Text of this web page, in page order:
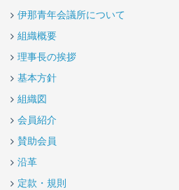
伊那青年会議所について
組織概要
理事長の挨拶
基本方針
組織図
会員紹介
賛助会員
沿革
定款・規則